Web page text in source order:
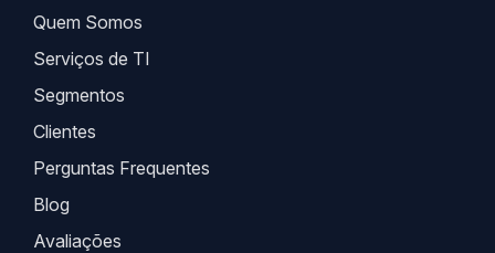
Quem Somos
Serviços de TI
Segmentos
Clientes
Perguntas Frequentes
Blog
Avaliações